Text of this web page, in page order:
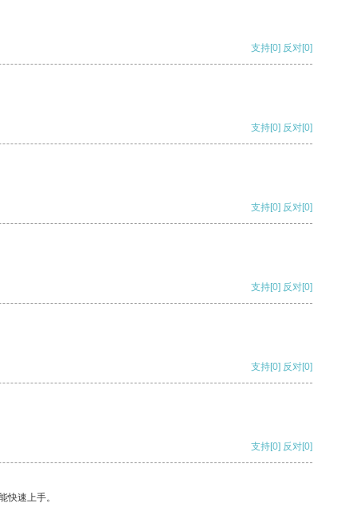
支持[0] 反对[0]
支持[0] 反对[0]
支持[0] 反对[0]
支持[0] 反对[0]
支持[0] 反对[0]
支持[0] 反对[0]
快速上手。